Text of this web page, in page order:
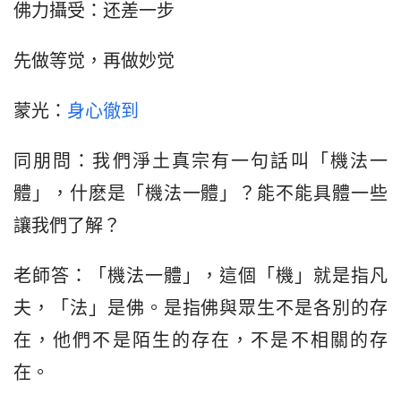
佛力攝受：还差一步
先做等觉，再做妙觉
蒙光： 身心徹到
同朋問：我們淨土真宗有一句話叫「機法一
體」，什麽是「機法一體」？能不能具體一些
讓我們了解？
老師答：「機法一體」，這個「機」就是指凡
夫，「法」是佛。是指佛與眾生不是各別的存
在，他們不是陌生的存在，不是不相關的存
在。